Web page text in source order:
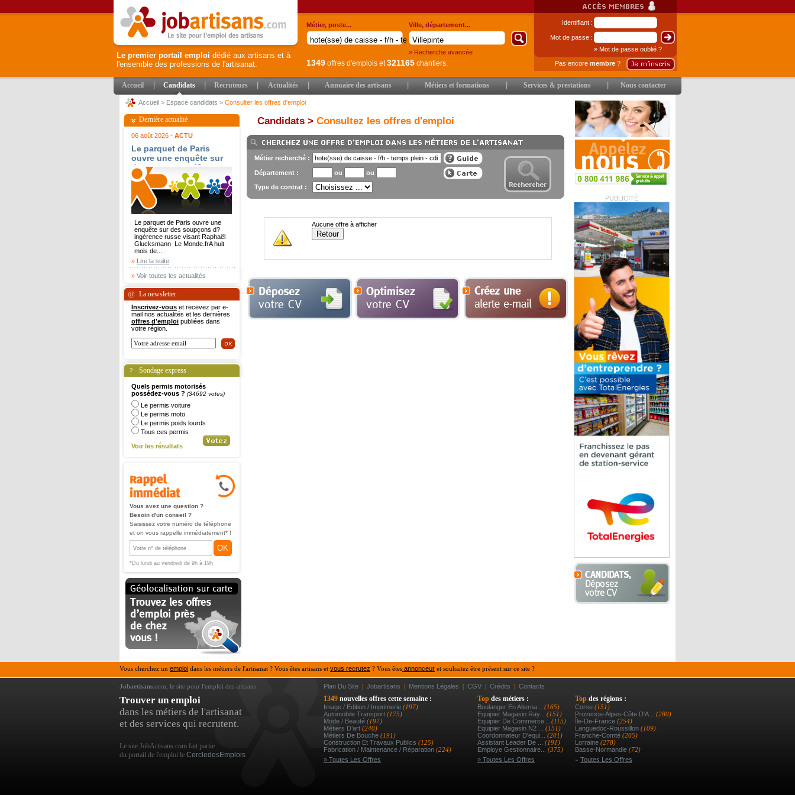
Le premier portail emploi dédié aux artisans et à
l'ensemble des professions de l'artisanat.
Identifiant :
Mot de passe :
» Mot de passe oublié ?
Pas encore membre ?
Métier, poste... Ville, département...
» Recherche avancée
1349 offres d'emplois et321165 chantiers.
Accueil Candidats Recruteurs Actualités Annuaire des artisans Métiers et formations Services & prestations Nous contacter
Accueil > Espace candidats > Consulter les offres d'emploi
PUBLICITÉ
Dernière actualité
06 août 2026 - ACTU
Le parquet de Paris
ouvre une enquête sur
des soupçons d?
ingérence russe visant
Raphaël Glucksmann -
Le Monde.fr
Le parquet de Paris ouvre une
enquête sur des soupçons d?
ingérence russe visant Raphaël
Glucksmann Le Monde.frA huit
mois de...
» Lire la suite
» Voir toutes les actualités
La newsletter
Inscrivez-vous et recevez par e-
mail nos actualités et les dernières
offres d'emploi publiées dans
votre région.
Sondage express
Quels permis motorisés
possédez-vous ? (34692 votes)
Le permis voiture
Le permis moto
Le permis poids lourds
Tous ces permis
Voir les résultats
Vous avez une question ?
Besoin d'un conseil ?
Saisissez votre numéro de téléphone
et on vous rappelle immédiatement* !
OK
*Du lundi au vendredi de 9h à 19h
Candidats > Consultez les offres d'emploi
Métier recherché :
Département : ou
ou
Type de contrat :
Aucune offre à afficher
Vous cherchez un emploi dans les métiers de l'artisanat ? Vous êtes artisans et vous recrutez ? Vous êtes annonceur et souhaitez être présent sur ce site ?
Jobartisans .com, le site pour l'emploi des artisans Plan Du Site | Jobartisans | Mentions Légales | CGV | Crédits | Contacts
Trouver un emploi
dans les métiers de l'artisanat
et des services qui recrutent.
Le site JobArtisans.com fait partie
du portail de l'emploi le CercledesEmplois
1349 nouvelles offres cette semaine :
Image / Edition / Imprimerie (197)
Automobile Transport (175)
Mode / Beauté (197)
Métiers D’art (240)
Métiers De Bouche (191)
Construction Et Travaux Publics (125)
Fabrication / Maintenance / Réparation (224)
» Toutes Les Offres
Top des métiers :
Boulanger En Alterna... (165)
Equipier Magasin Ray... (151)
Equipier De Commerce... (115)
Equipier Magasin N2 ... (151)
Coordonnateur D'equi... (201)
Assistant Leader De ... (191)
Employe Gestionnaire... (375)
» Toutes Les Offres
Top des régions :
Corse (151)
Provence-Alpes-Côte D'A... (280)
Île-De-France (254)
Languedoc-Roussillon (109)
Franche-Comté (205)
Lorraine (278)
Basse-Normandie (72)
» Toutes Les Offres